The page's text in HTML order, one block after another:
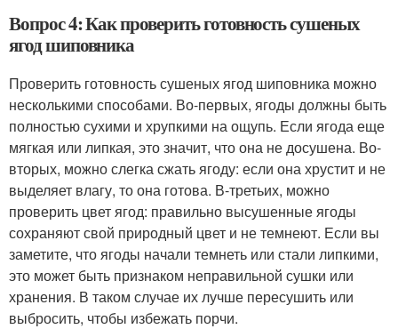
Вопрос 4: Как проверить готовность сушеных
ягод шиповника
Проверить готовность сушеных ягод шиповника можно
несколькими способами. Во-первых, ягоды должны быть
полностью сухими и хрупкими на ощупь. Если ягода еще
мягкая или липкая, это значит, что она не досушена. Во-
вторых, можно слегка сжать ягоду: если она хрустит и не
выделяет влагу, то она готова. В-третьих, можно
проверить цвет ягод: правильно высушенные ягоды
сохраняют свой природный цвет и не темнеют. Если вы
заметите, что ягоды начали темнеть или стали липкими,
это может быть признаком неправильной сушки или
хранения. В таком случае их лучше пересушить или
выбросить, чтобы избежать порчи.